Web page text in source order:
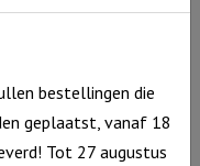
bestellingen die
geplaatst, vanaf 18
Tot 27 augustus